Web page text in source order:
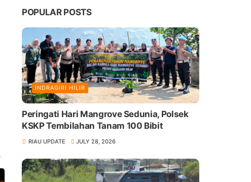
POPULAR POSTS
INDRAGIRI HILIR
Peringati Hari Mangrove Sedunia, Polsek
KSKP Tembilahan Tanam 100 Bibit
RIAU UPDATE JULY 28, 2026